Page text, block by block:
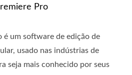
Pro
é um software de edição de
usado nas indústrias de
seja mais conhecido por seus